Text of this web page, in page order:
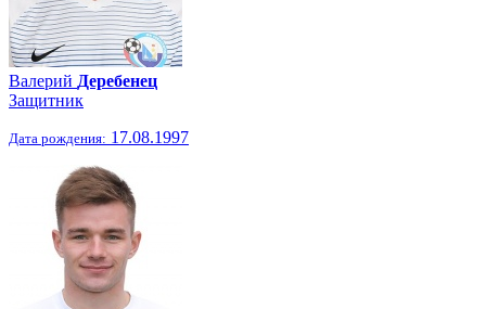
Валерий Деребенец
Защитник
Дата рождения: 17.08.1997